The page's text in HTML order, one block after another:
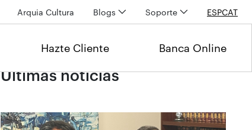
Arquia Cultura Blogs Soporte ESPCAT
Hazte Cliente Banca Online
Últimas noticias